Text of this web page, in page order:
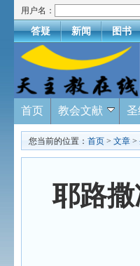
用户名：
答疑 新闻 图书
首页 教会文献
您当前的位置： 首页 > 文章 >
耶路